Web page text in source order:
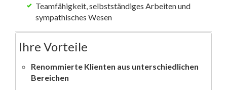
Teamfähigkeit, selbstständiges Arbeiten und
sympathisches Wesen
Ihre Vorteile
Renommierte Klienten aus unterschiedlichen
Bereichen